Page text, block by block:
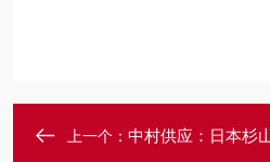
上一个： 中村供应：日本杉